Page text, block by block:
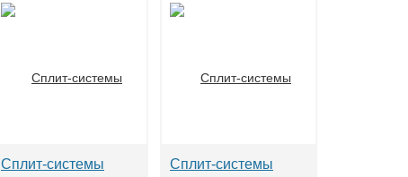
Сплит-системы
Сплит-системы